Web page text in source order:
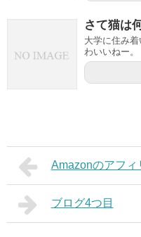
さて猫は
大学に住み
わいいねー。
Amazonのアフィ
ブログ4つ目